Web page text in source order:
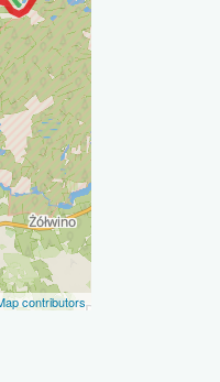
contributors